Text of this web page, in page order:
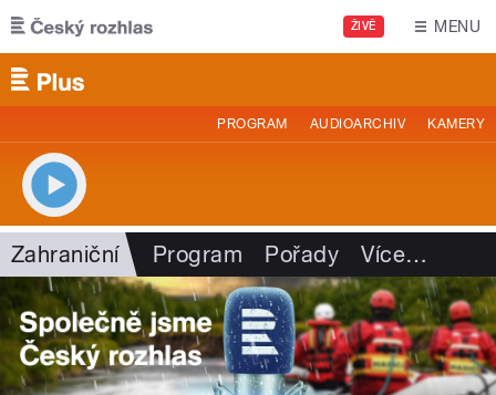
Přejít k hlavnímu obsahu
ŽIVĚ MENU
PROGRAM AUDIOARCHIV KAMERY
Zahraniční Program Pořady Více…